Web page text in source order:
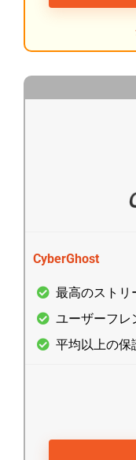
CyberGhost
最高のストリ
ユーザーフレ
平均以上の保